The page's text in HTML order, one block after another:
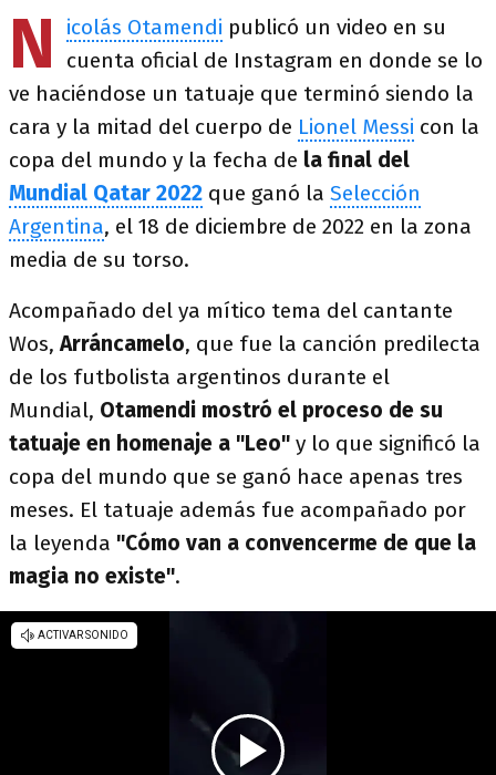
N icolás Otamendi publicó un video en su
cuenta oficial de Instagram en donde se lo
ve haciéndose un tatuaje que terminó siendo la
cara y la mitad del cuerpo de Lionel Messi con la
copa del mundo y la fecha de la final del
Mundial Qatar 2022 que ganó la Selección
Argentina, el 18 de diciembre de 2022 en la zona
media de su torso.
Acompañado del ya mítico tema del cantante
Wos,Arráncamelo, que fue la canción predilecta
de los futbolista argentinos durante el
Mundial, Otamendi mostró el proceso de su
tatuaje en homenaje a "Leo" y lo que significó la
copa del mundo que se ganó hace apenas tres
meses. El tatuaje además fue acompañado por
la leyenda "Cómo van a convencerme de que la
magia no existe".